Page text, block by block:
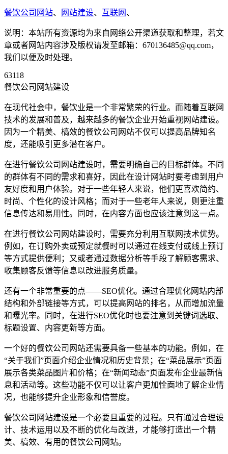
餐饮公司网站、 网站建设、 互联网 、
说明：本站所有资源均为来自网络公开渠道获取和整理，若文
章或者网站内容涉及版权请发至邮箱：670136485@qq.com，
我们以便及时处理。
63118
餐饮公司网站建设
在现代社会中，餐饮业是一个非常繁荣的行业。而随着互联网
技术的发展和普及，越来越多的餐饮企业开始重视网站建设。
因为一个精美、槁效的餐饮公司网站不仅可以提高品牌知名
度，还能吸引更多潜在客户。
在进行餐饮公司网站建设时，需要明确自己的目标群体。不同
的群体有不同的需求和喜好，因此在设计网站时要考虑到用户
友好度和用户体验。对于一些年轻人来说，他们更喜欢简约、
时尚、个性化的设计风格；而对于一些老年人来说，则更注重
信息传达和易用性。同时，在内容方面也应该注意到这一点。
在进行餐饮公司网站建设时，需要充分利用互联网技术优势。
例如，在订购外卖或预定就餐时可以通过在线支付或线上预订
等方式提供便利；又或者通过数据分析等手段了解顾客需求、
收集顾客反馈等信息以改进服务质量。
还有一个非常重要的点——SEO优化。通过合理优化网站内部
结构和外部链接等方式，可以提高网站的排名，从而增加流量
和曝光率。同时，在进行SEO优化时也要注意到关键词选取、
标题设置、内容更新等方面。
一个好的餐饮公司网站还需要具备一些基本的功能。例如，在
“关于我们”页面介绍企业情况和历史背景；在“菜品展示”页面
展示各类菜品图片和价格；在“新闻动态”页面发布企业最新信
息和活动等。这些功能不仅可以让客户更加恮面地了解企业情
况，也能够提升企业形象和信誉度。
餐饮公司网站建设是一个必要且重要的过程。只有通过合理设
计、技术运用以及不断的优化与改进，才能够打造出一个精
美、槁效、有用的餐饮公司网站。